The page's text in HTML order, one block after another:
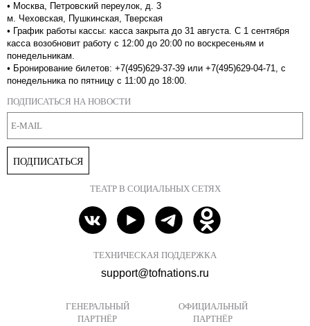
• Москва, Петровский переулок, д. 3
м. Чеховская, Пушкинская, Тверская
• График работы кассы: касса закрыта до 31 августа. С 1 сентября
касса возобновит работу с 12:00 до 20:00 по воскресеньям и
понедельникам.
• Бронирование билетов: +7(495)629-37-39 или +7(495)629-04-71, с
понедельника по пятницу с 11:00 до 18:00.
ПОДПИСАТЬСЯ НА НОВОСТИ
ПОДПИСАТЬСЯ
ТЕАТР В СОЦИАЛЬНЫХ СЕТЯХ
ТЕХНИЧЕСКАЯ ПОДДЕРЖКА
support@tofnations.ru
ГЕНЕРАЛЬНЫЙ
ПАРТНЁР
ОФИЦИАЛЬНЫЙ
ПАРТНЁР